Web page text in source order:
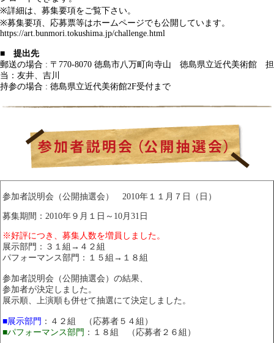
※詳細は、募集要項をご覧下さい。
※募集要項、応募票等はホームページでも公開しています。
https://art.bunmori.tokushima.jp/challenge.html
■ 提出先
郵送の場合 : 〒770-8070 徳島市八万町向寺山 徳島県立近代美術館 担
当：友井、吉川
持参の場合 : 徳島県立近代美術館2F受付まで
参加者説明会（公開抽選会） 2010年１１月７日（日）
募集期間：2010年９月１日～10月31日
※好評につき、募集人数を増員しました。
展示部門：３１組→４２組
パフォーマンス部門：１５組→１８組
参加者説明会（公開抽選会）の結果、
参加者が決定しました。
展示順、上演順も併せて抽選にて決定しました。
■展示部門 ：４２組 （応募者５４組）
■パフォーマンス部門 ：１８組 （応募者２６組）